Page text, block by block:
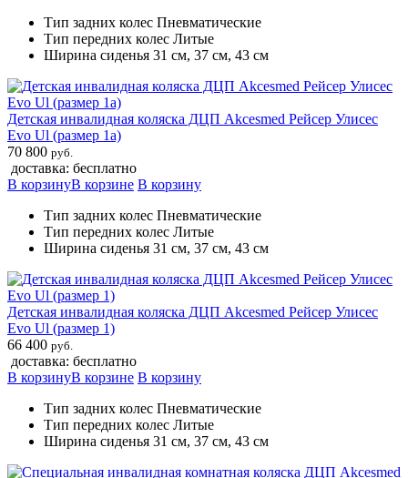
Тип задних колес Пневматические
Тип передних колес Литые
Ширина сиденья 31 см, 37 см, 43 см
Детская инвалидная коляска ДЦП Akcesmed Рейсер Улисес
Evo Ul (размер 1а)
70 800 руб.
доставка: бесплатно
В корзинуВ корзине В корзину
Тип задних колес Пневматические
Тип передних колес Литые
Ширина сиденья 31 см, 37 см, 43 см
Детская инвалидная коляска ДЦП Akcesmed Рейсер Улисес
Evo Ul (размер 1)
66 400 руб.
доставка: бесплатно
В корзинуВ корзине В корзину
Тип задних колес Пневматические
Тип передних колес Литые
Ширина сиденья 31 см, 37 см, 43 см